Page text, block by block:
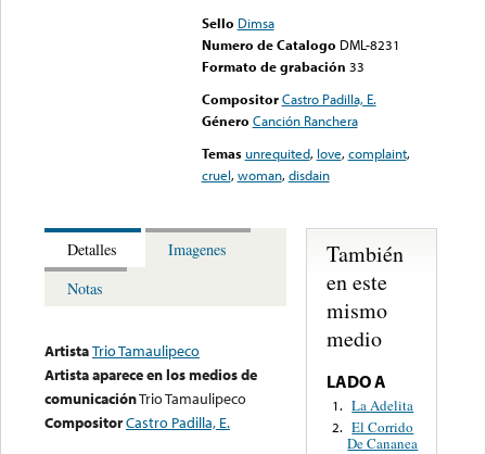
Sello Dimsa
Numero de Catalogo DML-8231
Formato de grabación 33
Compositor Castro Padilla, E.
Género Canción Ranchera
Temas unrequited, love,complaint,
cruel,woman,disdain
Detalles
Imagenes
Notas
ArtistaTrio Tamaulipeco
Artista aparece en los medios de
comunicaciónTrio Tamaulipeco
CompositorCastro Padilla, E.
También
en este
mismo
medio
LADO A
1. La Adelita
2. El Corrido
De Cananea